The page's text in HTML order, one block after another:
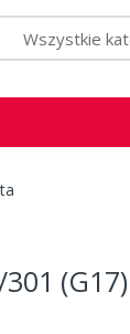
Wszystkie
(G17)